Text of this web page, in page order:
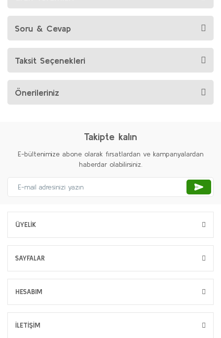
Soru & Cevap
Taksit Seçenekleri
Önerileriniz
Takipte kalın
E-bültenimize abone olarak fırsatlardan ve kampanyalardan
haberdar olabilirsiniz.
ÜYELİK
SAYFALAR
HESABIM
İLETİŞİM